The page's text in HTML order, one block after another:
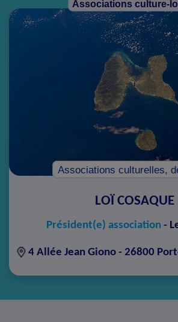
Associations culture-
Associations culturelles,
LOÏ COSAQUE
Président(e) association-
4 Allée Jean Giono - 26800